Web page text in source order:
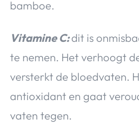
bamboe.
Vitamine C:dit is
te nemen. Het verhoogt
versterkt de bloedvaten.
antioxidant en gaat
vaten tegen.